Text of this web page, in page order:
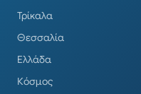
Τρίκαλα
Θεσσαλία
Ελλάδα
Κόσμος